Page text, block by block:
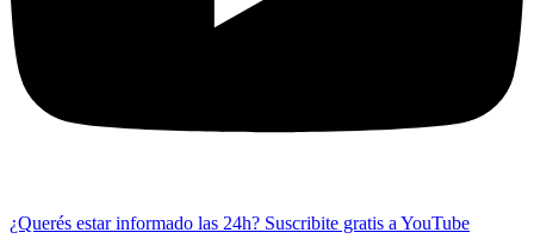
¿Querés estar informado las 24h? Suscribite gratis a YouTube